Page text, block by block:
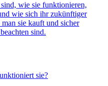
wie sie funktionieren,
wie sich ihr zukünftiger
sie kauft und sicher
sind.
sie?